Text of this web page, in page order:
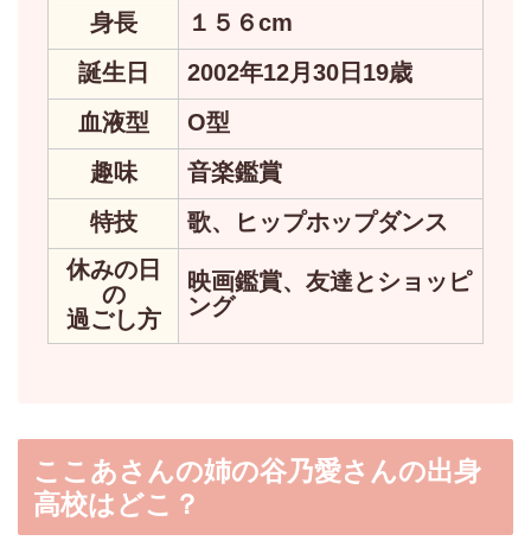
身長
１５６cm
誕生日
2002年12月30日19歳
血液型
O型
趣味
音楽鑑賞
特技
歌、ヒップホップダンス
休みの日
の
過ごし方
映画鑑賞、友達とショッピ
ング
ここあさんの姉の谷乃愛さんの出身
高校はどこ？